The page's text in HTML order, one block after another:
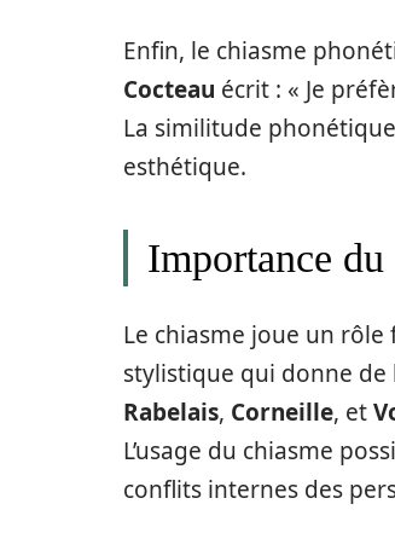
Enfin, le chiasme
Cocteau écrit : « Je
La similitude
esthétique.
Importance
Le chiasme joue un
stylistique qui donne de
Rabelais, Corneille, et
L’usage du chiasme
conflits internes des